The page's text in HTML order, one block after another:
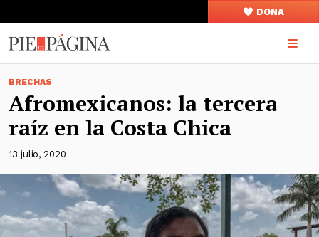
DONA
BRECHAS
Afromexicanos: la tercera
raíz en la Costa Chica
13 julio, 2020